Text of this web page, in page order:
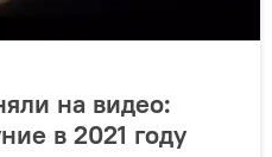
на видео:
в 2021 году